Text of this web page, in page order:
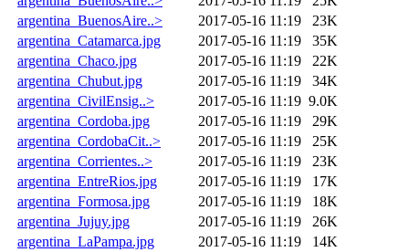
argentina_BuenosAire..>
2017-05-16 11:19
23K
argentina_Catamarca.jpg
2017-05-16 11:19
35K
argentina_Chaco.jpg
2017-05-16 11:19
22K
argentina_Chubut.jpg
2017-05-16 11:19
34K
argentina_CivilEnsig..>
2017-05-16 11:19 9.0K
argentina_Cordoba.jpg
2017-05-16 11:19
29K
argentina_CordobaCit..>
2017-05-16 11:19
25K
argentina_Corrientes..>
2017-05-16 11:19
23K
argentina_EntreRios.jpg
2017-05-16 11:19
17K
argentina_Formosa.jpg
2017-05-16 11:19
18K
argentina_Jujuy.jpg
2017-05-16 11:19
26K
argentina_LaPampa.jpg
2017-05-16 11:19
14K